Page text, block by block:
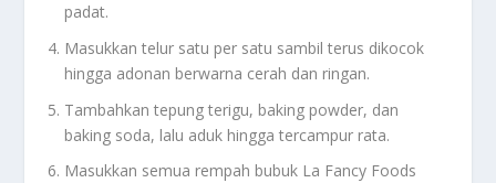
padat.
Masukkan telur satu per satu sambil terus dikocok
hingga adonan berwarna cerah dan ringan.
Tambahkan tepung terigu, baking powder, dan
baking soda, lalu aduk hingga tercampur rata.
Masukkan semua rempah bubuk La Fancy Foods